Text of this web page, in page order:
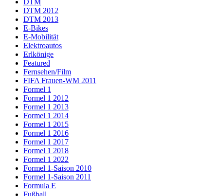
DTM
DTM 2012
DTM 2013
E-Bikes
E-Mobilität
Elektroautos
Erlkönige
Featured
Fernsehen/Film
FIFA Frauen-WM 2011
Formel 1
Formel 1 2012
Formel 1 2013
Formel 1 2014
Formel 1 2015
Formel 1 2016
Formel 1 2017
Formel 1 2018
Formel 1 2022
Formel 1-Saison 2010
Formel 1-Saison 2011
Formula E